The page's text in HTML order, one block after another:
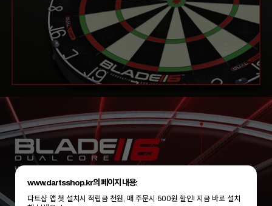
www.dartsshop.kr의 페이지 내용:
다트샵 앱 첫 설치시 적립금 천원, 매 주문시 500원 할인! 지금 바로 설치